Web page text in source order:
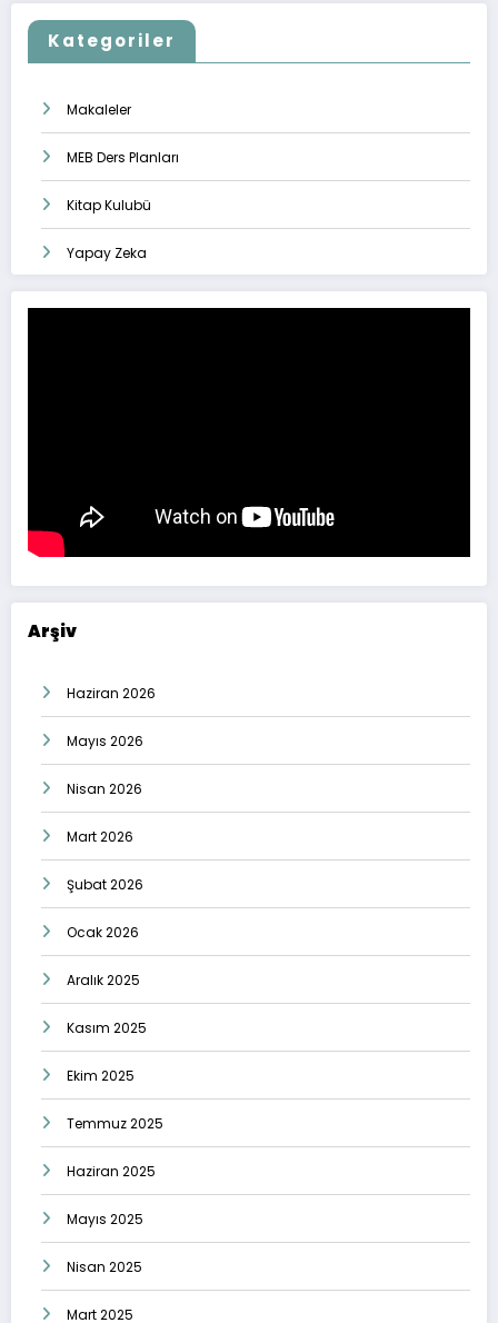
Kategoriler
Makaleler
MEB Ders Planları
Kitap Kulubü
Yapay Zeka
Arşiv
Haziran 2026
Mayıs 2026
Nisan 2026
Mart 2026
Şubat 2026
Ocak 2026
Aralık 2025
Kasım 2025
Ekim 2025
Temmuz 2025
Haziran 2025
Mayıs 2025
Nisan 2025
Mart 2025